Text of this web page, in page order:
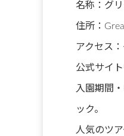
名称：グ
住所：
アクセス
公式サイ
入園期間
ック。
人気のツ